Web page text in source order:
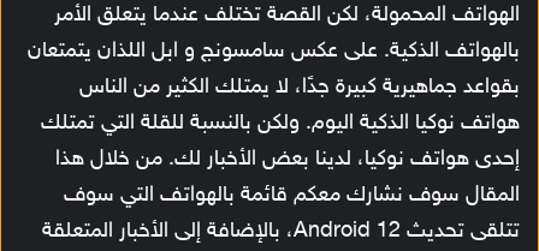
الهواتف المحمولة، لكن القصة تختلف عندما يتعلق الأمر
بالهواتف الذكية. على عكس سامسونج و ابل اللذان يتمتعان
بقواعد جماهيرية كبيرة جدًا، لا يمتلك الكثير من الناس
هواتف نوكيا الذكية اليوم. ولكن بالنسبة للقلة التي تمتلك
إحدى هواتف نوكيا، لدينا بعض الأخبار لك. من خلال هذا
المقال سوف نشارك معكم قائمة بالهواتف التي سوف
تتلقى تحديث Android 12، بالإضافة إلى الأخبار المتعلقة